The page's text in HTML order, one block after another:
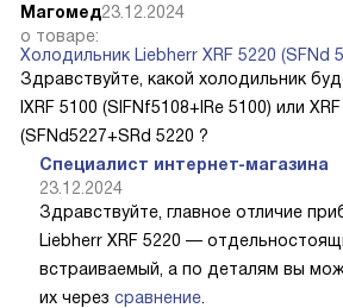
Магомед23.12.2024
о товаре:
Холодильник Liebherr XRF 5220 (SFNd
Здравствуйте, какой холодильник
IXRF 5100 (SIFNf5108+IRe 5100) или
(SFNd5227+SRd 5220 ?
Специалист интернет-магазина
23.12.2024
Здравствуйте, главное отличие
Liebherr XRF 5220 —
встраиваемый, а по деталям вы
их через сравнение